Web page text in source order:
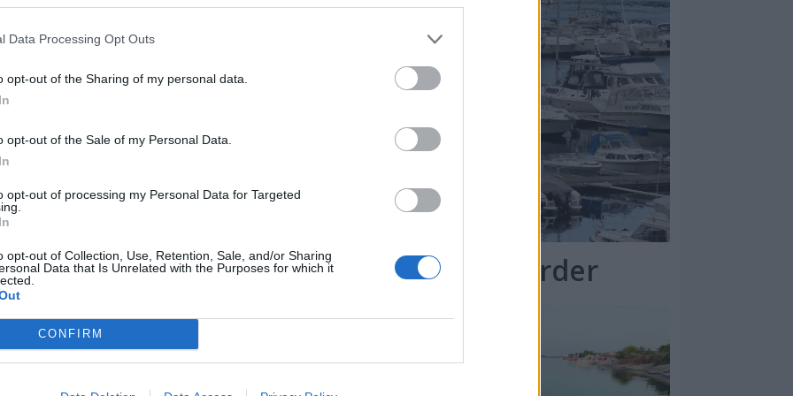
Data Processing Opt Outs
opt-out of the Sharing of my personal data.
opt-out of the Sale of my Personal Data.
opt-out of processing my Personal Data for Targeted
opt-out of Collection, Use, Retention, Sale, and/or Sharing
Data that Is Unrelated with the Purposes for which it
CONFIRM
Fritidsbåter for 73 milliarder